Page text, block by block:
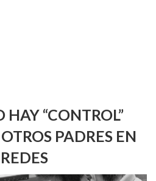
“CONTROL”
PADRES EN